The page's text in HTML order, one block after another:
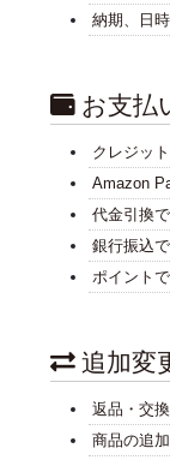
納期、日
お支払
クレジッ
Amazon
代金引換
銀行振込
ポイント
追加変
返品・交
商品の追